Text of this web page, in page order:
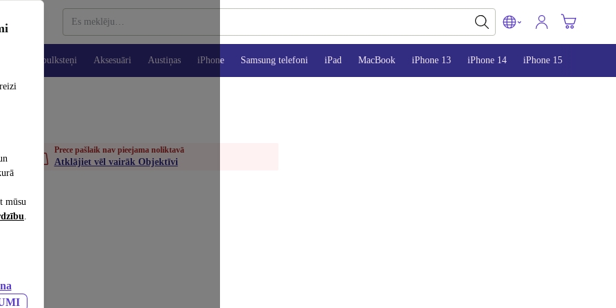
mūsu
.
Viedpulksteņi Aksesuāri Austiņas iPhone Samsung telefoni iPad MacBook iPhone 13 iPhone 14 iPhone 15
Prece pašlaik nav pieejama noliktavā
Atklājiet vēl vairāk Objektīvi